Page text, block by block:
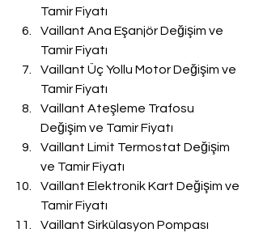
Tamir Fiyatı
Vaillant Ana Eşanjör Değişim ve
Tamir Fiyatı
Vaillant Üç Yollu Motor Değişim ve
Tamir Fiyatı
Vaillant Ateşleme Trafosu
Değişim ve Tamir Fiyatı
Vaillant Limit Termostat Değişim
ve Tamir Fiyatı
Vaillant Elektronik Kart Değişim ve
Tamir Fiyatı
Vaillant Sirkülasyon Pompası